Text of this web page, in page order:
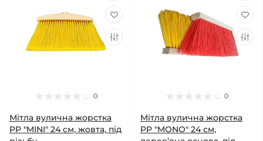
0
Мітла вулична жорстка
PP "MINI" 24 см, жовта, під
0
Мітла вулична жорстка
PP "MONO" 24 см,